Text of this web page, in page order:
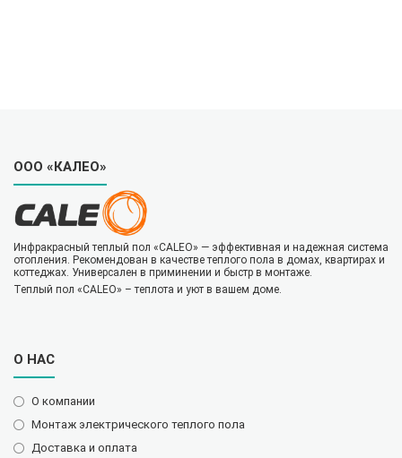
ООО «КАЛЕО»
Инфракрасный теплый пол «CALEO» — эффективная и надежная система
отопления. Рекомендован в качестве теплого пола в домах, квартирах и
коттеджах. Универсален в приминении и быстр в монтаже.
Теплый пол «CALEO» – теплота и уют в вашем доме.
О НАС
О компании
Монтаж электрического теплого пола
Доставка и оплата